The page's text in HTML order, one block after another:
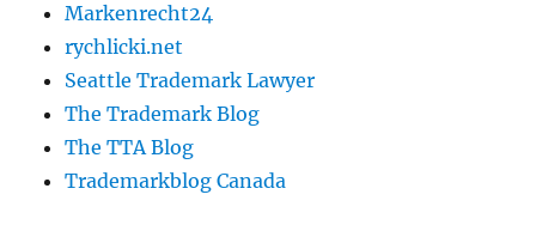
Markenrecht24
rychlicki.net
Seattle Trademark Lawyer
The Trademark Blog
The TTA Blog
Trademarkblog Canada